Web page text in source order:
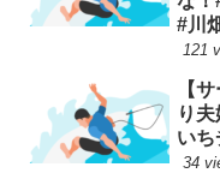
#川
121
【
り
い
34